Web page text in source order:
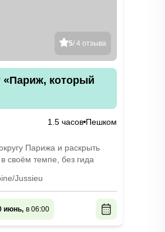
5/ 4 отзыва
который
1.5 часов Пешком
Парижа и раскрыть
своём темпе, без гида
Jussieu
июнь, в 06:00